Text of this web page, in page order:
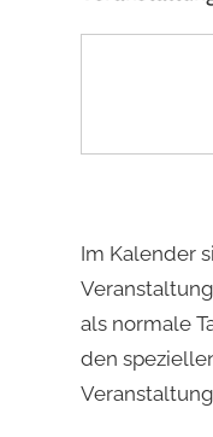
Im Kalender
als normale
den